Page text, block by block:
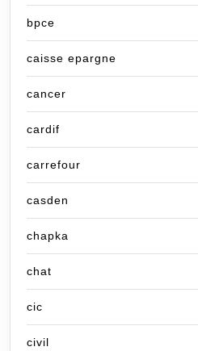
bpce
caisse epargne
cancer
cardif
carrefour
casden
chapka
chat
cic
civil